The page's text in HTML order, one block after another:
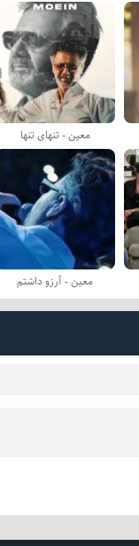
معین - تنهای تنها
معین - آرزو داشتم